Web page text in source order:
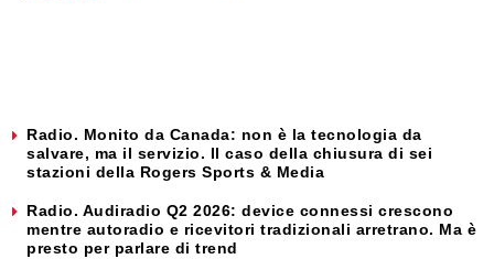
Radio. Monito da Canada: non è la tecnologia da
salvare, ma il servizio. Il caso della chiusura di sei
stazioni della Rogers Sports & Media
Radio. Audiradio Q2 2026: device connessi crescono
mentre autoradio e ricevitori tradizionali arretrano. Ma è
presto per parlare di trend